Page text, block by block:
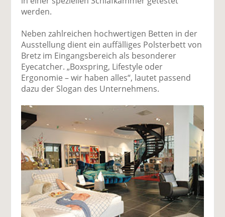
werden.
Neben zahlreichen hochwertigen Betten in der
Ausstellung dient ein auffälliges Polsterbett von
Bretz im Eingangsbereich als besonderer
Eyecatcher. „Boxspring, Lifestyle oder
Ergonomie – wir haben alles“, lautet passend
dazu der Slogan des Unternehmens.